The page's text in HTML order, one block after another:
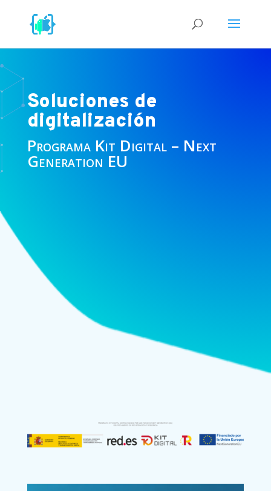
Soluciones de
digitalización
Programa Kit Digital – Next
Generation EU